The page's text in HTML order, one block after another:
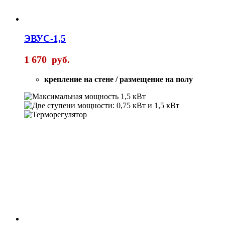
ЭВУС-1,5
1 670 руб.
крепление на стене / размещение на полу